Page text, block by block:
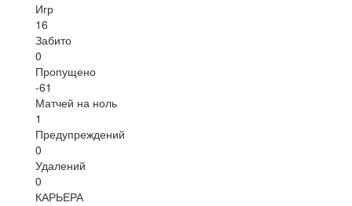
Игр
16
Забито
0
Пропущено
-61
Матчей на ноль
1
Предупреждений
0
Удалений
0
КАРЬЕРА